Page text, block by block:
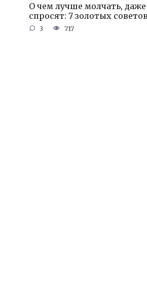
О чем лучше молчать, даже
спросят: 7 золотых советов
3 717